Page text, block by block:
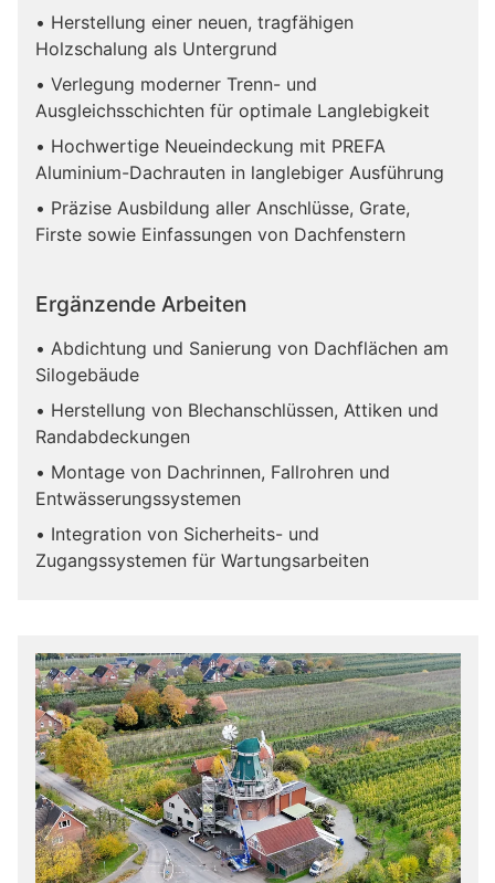
• Herstellung einer neuen, tragfähigen
Holzschalung als Untergrund
• Verlegung moderner Trenn- und
Ausgleichsschichten für optimale Langlebigkeit
• Hochwertige Neueindeckung mit PREFA
Aluminium-Dachrauten in langlebiger Ausführung
• Präzise Ausbildung aller Anschlüsse, Grate,
Firste sowie Einfassungen von Dachfenstern
Ergänzende Arbeiten
• Abdichtung und Sanierung von Dachflächen am
Silogebäude
• Herstellung von Blechanschlüssen, Attiken und
Randabdeckungen
• Montage von Dachrinnen, Fallrohren und
Entwässerungssystemen
• Integration von Sicherheits- und
Zugangssystemen für Wartungsarbeiten